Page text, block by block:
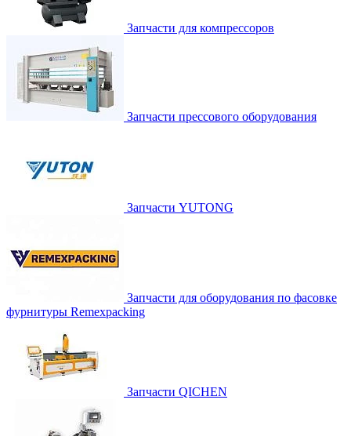
Запчасти для компрессоров
Запчасти прессового оборудования
Запчасти YUTONG
Запчасти для оборудования по фасовке
фурнитуры Remexpacking
Запчасти QICHEN